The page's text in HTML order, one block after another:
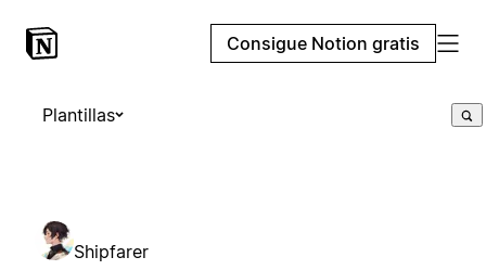
Consigue Notion gratis
Plantillas
Shipfarer